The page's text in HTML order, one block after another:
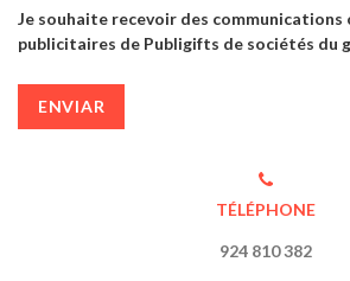
Je souhaite recevoir des communications
publicitaires de Publigifts de sociétés du
ENVIAR
TÉLÉPHONE
924 810 382